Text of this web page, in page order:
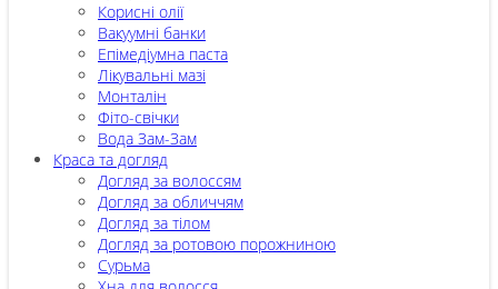
Корисні олії
Вакуумні банки
Епімедіумна паста
Лікувальні мазі
Монталін
Фіто-свічки
Вода Зам-Зам
Краса та догляд
Догляд за волоссям
Догляд за обличчям
Догляд за тілом
Догляд за ротовою порожниною
Сурьма